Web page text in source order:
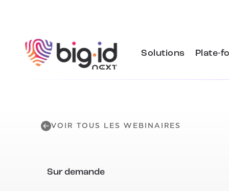
Solutions Plate-
VOIR TOUS LES WEBINAIRES
Sur demande